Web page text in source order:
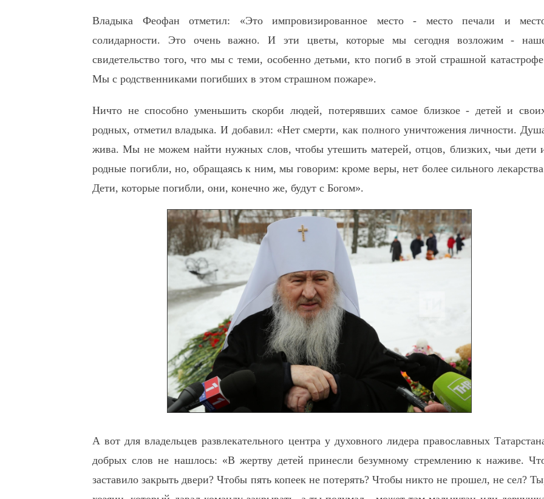
Владыка Феофан отметил: «Это импровизированное место - место печали и
солидарности. Это очень важно. И эти цветы, которые мы сегодня возложим -
свидетельство того, что мы с теми, особенно детьми, кто погиб в этой страшной
Мы с родственниками погибших в этом страшном пожаре».
Ничто не способно уменьшить скорби людей, потерявших самое близкое - детей и
родных, отметил владыка. И добавил: «Нет смерти, как полного уничтожения личности.
жива. Мы не можем найти нужных слов, чтобы утешить матерей, отцов, близких, чьи дети
родные погибли, но, обращаясь к ним, мы говорим: кроме веры, нет более сильного
Дети, которые погибли, они, конечно же, будут с Богом».
А вот для владельцев развлекательного центра у духовного лидера православных
добрых слов не нашлось: «В жертву детей принесли безумному стремлению к наживе.
заставило закрыть двери? Чтобы пять копеек не потерять? Чтобы никто не прошел, не сел?